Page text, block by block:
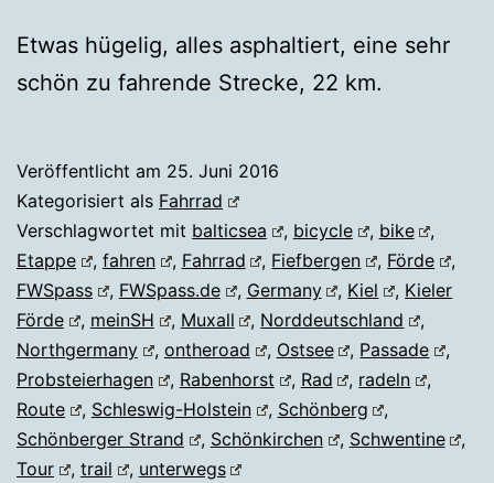
Etwas hügelig, alles asphaltiert, eine sehr
schön zu fahrende Strecke, 22 km.
Veröffentlicht am 25. Juni 2016
Kategorisiert als Fahrrad
Verschlagwortet mit balticsea , bicycle , bike
,
Etappe
, fahren , Fahrrad , Fiefbergen , Förde
,
FWSpass
, FWSpass.de , Germany , Kiel , Kieler
Förde
, meinSH , Muxall , Norddeutschland
,
Northgermany
, ontheroad , Ostsee , Passade
,
Probsteierhagen
, Rabenhorst , Rad , radeln
,
Route
, Schleswig-Holstein , Schönberg
,
Schönberger Strand
, Schönkirchen , Schwentine
,
Tour
, trail , unterwegs